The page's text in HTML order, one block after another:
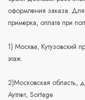
оформления заказа.
примерка, оплата при
1) Москва, Кутузовский
этаж.
2)Московская область,
Аутлет, Sortage.